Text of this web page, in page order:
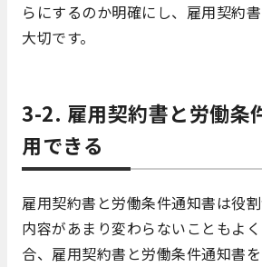
らにするのか明確にし、雇用契約
大切です。
3-2. 雇用契約書と労働条
用できる
雇用契約書と労働条件通知書は役割
内容があまり変わらないこともよ
合、雇用契約書と労働条件通知書